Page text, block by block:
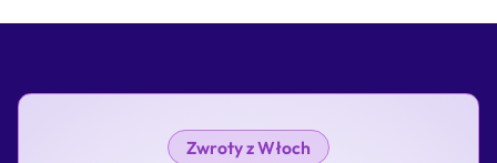
Zwroty z Włoch